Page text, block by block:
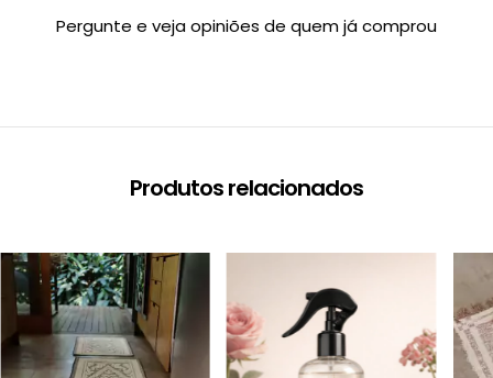
Pergunte e veja opiniões de quem já comprou
Produtos relacionados